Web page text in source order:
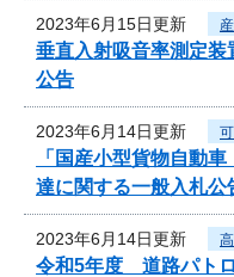
2023年6月15日更新
垂直入射吸音率測定
公告
2023年6月14日更新
「国産小型貨物自動
達に関する一般入札公
2023年6月14日更新
令和5年度 道路パト